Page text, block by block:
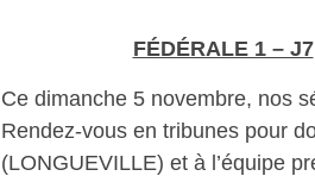
FÉDÉRALE 1 – J7
Ce dimanche 5 novembre, nos
Rendez-vous en tribunes pour
(LONGUEVILLE) et à l’équipe